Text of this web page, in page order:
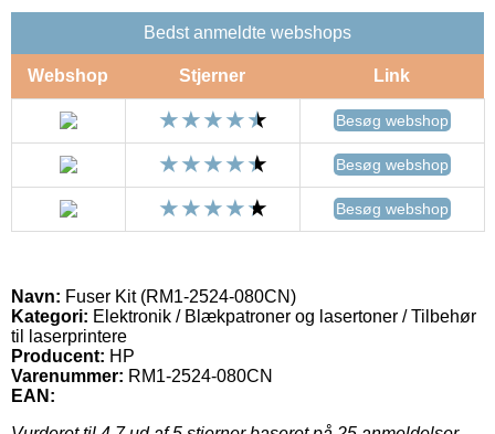
Bedst anmeldte webshops
Webshop Stjerner Link
Besøg webshop
Besøg webshop
Besøg webshop
Navn: Fuser Kit (RM1-2524-080CN)
Kategori: Elektronik / Blækpatroner og lasertoner / Tilbehør
til laserprintere
Producent: HP
Varenummer: RM1-2524-080CN
EAN: